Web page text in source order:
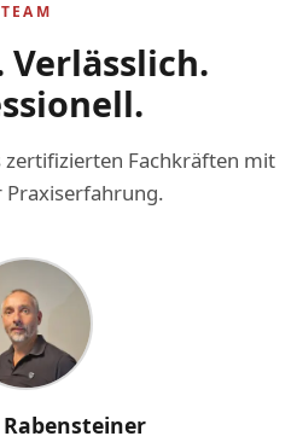
TEAM
Verlässlich.
zertifizierten Fachkräften mit
Praxiserfahrung.